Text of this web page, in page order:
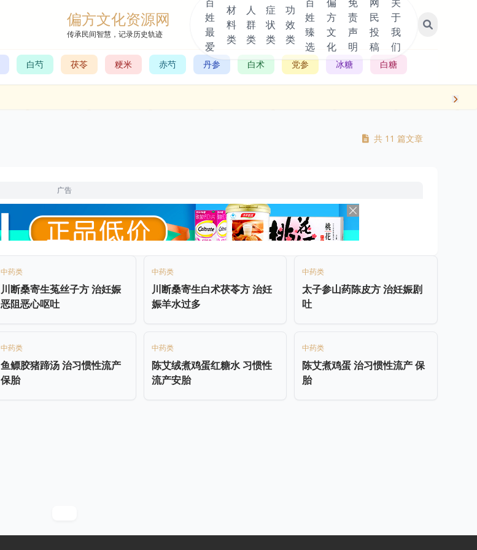
偏方文化资源网
传承民间智慧，记录历史轨迹
姓
最
爱
材
料
类
人
群
类
症
状
类
功
效
类
姓
臻
选
方
文
化
责
声
明
民
投
稿
于
我
们
白芍 茯苓 粳米 赤芍 丹参 白术 党参 冰糖 白糖
共 11 篇文章
广告
中药类
川断桑寄生菟丝子方 治妊娠
恶阻恶心呕吐
中药类
川断桑寄生白术茯苓方 治妊
娠羊水过多
中药类
太子参山药陈皮方 治妊娠剧
吐
中药类
鱼鳔胶猪蹄汤 治习惯性流产
保胎
中药类
陈艾绒煮鸡蛋红糖水 习惯性
流产安胎
中药类
陈艾煮鸡蛋 治习惯性流产 保
胎